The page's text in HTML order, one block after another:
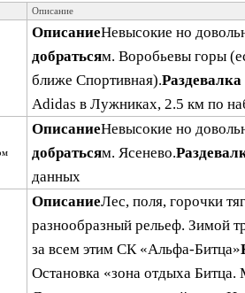
Описание
ОписаниеНевысокие но
добратьсям. Воробьевы горы
ближе Спортивная).
Adidas в Лужниках, 2.5 км по
ОписаниеНевысокие но
добратьсям. Ясенево.
данных
ОписаниеЛес, поля, горочки
разнообразный рельеф. Зимой
за всем этим СК «Альфа-Битца»
Остановка «зона отдыха